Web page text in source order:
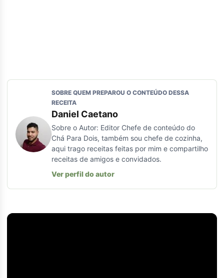
SOBRE QUEM PREPAROU O CONTEÚDO DESSA
RECEITA
Daniel Caetano
Sobre o Autor: Editor Chefe de conteúdo do
Chá Para Dois, também sou chefe de cozinha,
aqui trago receitas feitas por mim e compartilho
receitas de amigos e convidados.
Ver perfil do autor